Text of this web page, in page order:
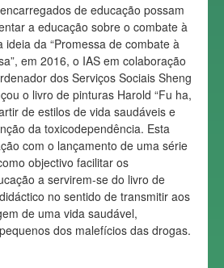
de educação possam
a educação sobre o combate à
da “Promessa de combate à
em 2016, o IAS em colaboração
dos Serviços Sociais Sheng
o livro de pinturas Harold “Fu ha,
de estilos de vida saudáveis e
da toxicodependência. Esta
com o lançamento de uma série
objectivo facilitar os
a servirem-se do livro de
no sentido de transmitir aos
de uma vida saudável,
dos malefícios das drogas.